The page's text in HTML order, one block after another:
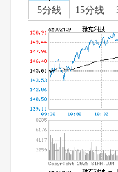
5分线
15分线